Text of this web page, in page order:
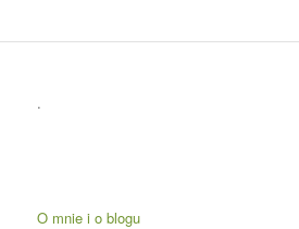
.
O mnie i o blogu